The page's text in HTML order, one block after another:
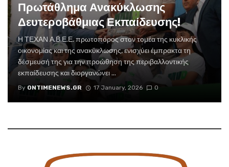
Πρωτάθλημα Ανακύκλωσης
Δευτεροβάθμιας Εκπαίδευσης!
Η ΤΕΧΑΝ Α.Β.Ε.Ε. πρωτοπόρος στον τομέα της κυκλικής
οικονομίας και της ανακύκλωσης, ενισχύει έμπρακτα τη
δέσμευσή της για την προώθηση της περιβαλλοντικής
εκπαίδευσης και διοργανώνει ...
By ONTIMENEWS.GR 17 January, 2026 0